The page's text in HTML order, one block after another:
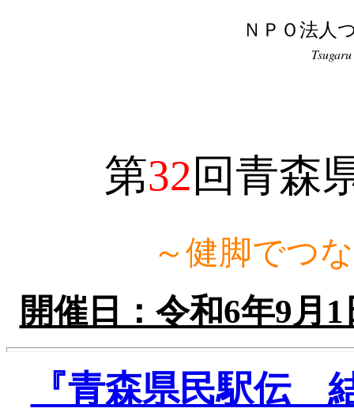
ＮＰＯ法人
第32回青森
～健脚でつ
開催日：令和6年9月1
『青森県民駅伝